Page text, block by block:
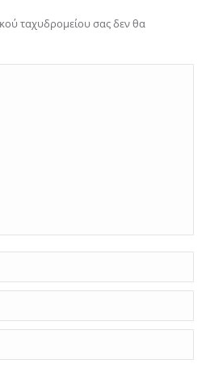
ταχυδρομείου σας δεν θα